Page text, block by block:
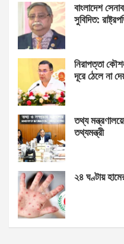
বাংলাদেশ
সুবিদিত:
নিরাপত্তা
দূরে ঠেলে না
তথ্য
তথ্যমন্ত্রী
২৪ ঘণ্টায়